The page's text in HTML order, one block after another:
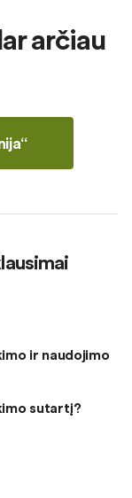
arčiau
ir naudojimo
sutartį?